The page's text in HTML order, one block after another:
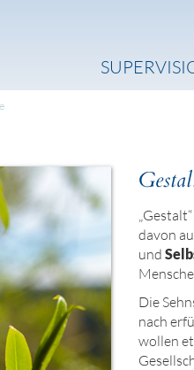
davon
und
Die
nach
wollen